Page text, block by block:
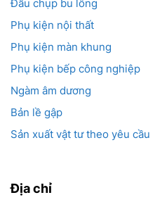
Đầu chụp bu lông
Phụ kiện nội thất
Phụ kiện màn khung
Phụ kiện bếp công nghiệp
Ngàm âm dương
Bản lề gập
Sản xuất vật tư theo yêu cầu
Địa chỉ